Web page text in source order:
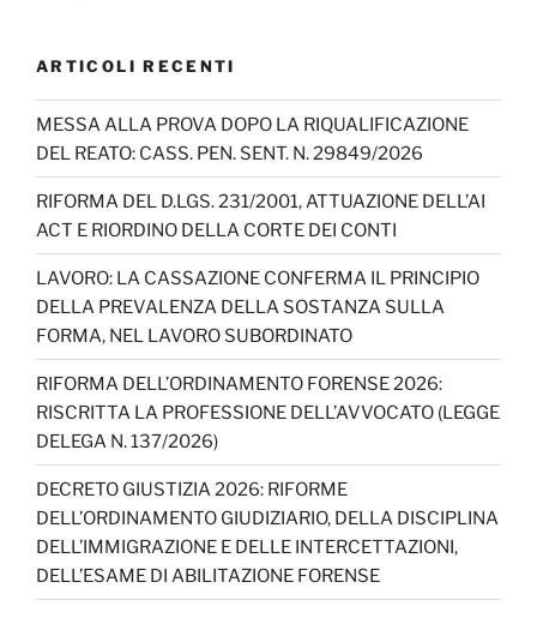
c
e
b
o
o
k
a
gr
a
m
T
o
k
k
e
dI
n
er
T
u
b
e
C
h
a
n
n
el
ARTICOLI RECENTI
MESSA ALLA PROVA DOPO LA RIQUALIFICAZIONE
DEL REATO: CASS. PEN. SENT. N. 29849/2026
RIFORMA DEL D.LGS. 231/2001, ATTUAZIONE DELL’AI
ACT E RIORDINO DELLA CORTE DEI CONTI
LAVORO: LA CASSAZIONE CONFERMA IL PRINCIPIO
DELLA PREVALENZA DELLA SOSTANZA SULLA
FORMA, NEL LAVORO SUBORDINATO
RIFORMA DELL’ORDINAMENTO FORENSE 2026:
RISCRITTA LA PROFESSIONE DELL’AVVOCATO (LEGGE
DELEGA N. 137/2026)
DECRETO GIUSTIZIA 2026: RIFORME
DELL’ORDINAMENTO GIUDIZIARIO, DELLA DISCIPLINA
DELL’IMMIGRAZIONE E DELLE INTERCETTAZIONI,
DELL’ESAME DI ABILITAZIONE FORENSE